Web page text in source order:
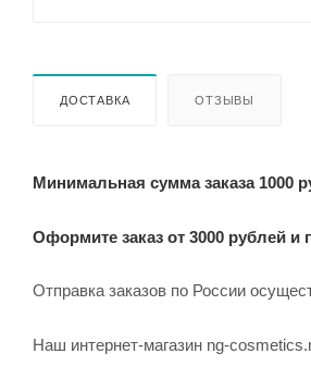
ДОСТАВКА ОТЗЫВЫ
Минимальная сумма заказа 1000
Оформите заказ от 3000 рублей и
Отправка заказов по России
Наш интернет-магазин ng-